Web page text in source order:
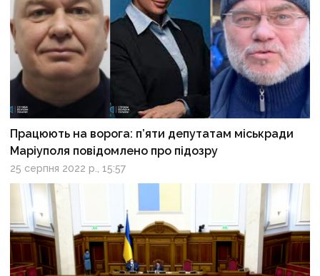
Працюють на ворога: п’яти депутатам міськради
Маріуполя повідомлено про підозру
25 серпня 2022 р., 15:57